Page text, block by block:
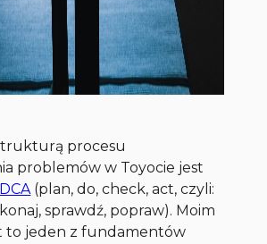
procesu
problemów w Toyocie jest
(plan, do, check, act, czyli:
sprawdź, popraw). Moim
to jeden z fundamentów